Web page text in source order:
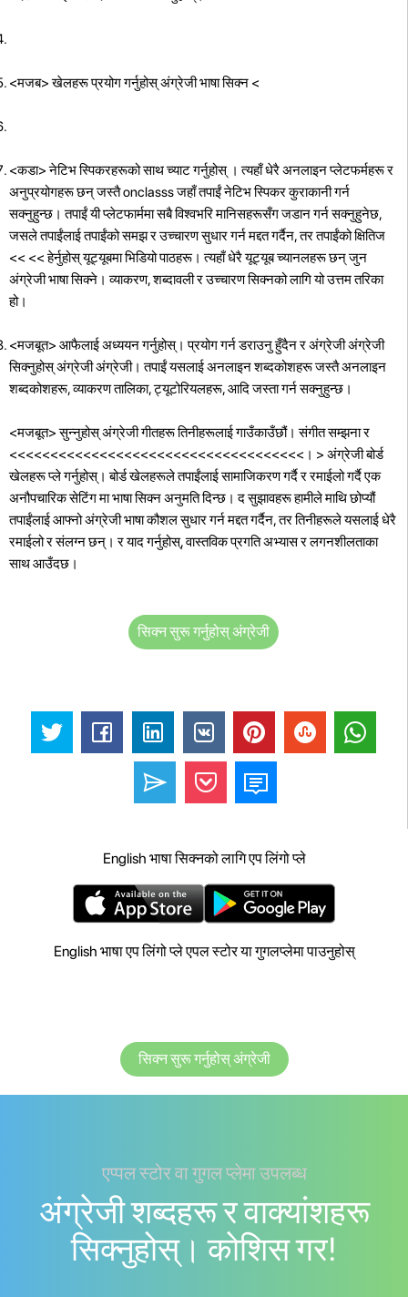
<मजब> खेलहरू प्रयोग गर्नुहोस् अंग्रेजी भाषा सिक्न <
<कडा> नेटिभ स्पिकरहरूको साथ च्याट गर्नुहोस् । त्यहाँ धेरै अनलाइन प्लेटफर्महरू र
अनुप्रयोगहरू छन् जस्तै onclasss जहाँ तपाईं नेटिभ स्पिकर कुराकानी गर्न
सक्नुहुन्छ। तपाईं यी प्लेटफार्ममा सबै विश्वभरि मानिसहरूसँग जडान गर्न सक्नुहुनेछ,
जसले तपाईंलाई तपाईंको समझ र उच्चारण सुधार गर्न मद्दत गर्दैन, तर तपाईंको क्षितिज
<< << हेर्नुहोस् यूट्यूबमा भिडियो पाठहरू।त्यहाँ धेरै यूट्यूब च्यानलहरू छन् जुन
अंग्रेजी भाषा सिक्ने। व्याकरण, शब्दावली र उच्चारण सिक्नको लागि यो उत्तम तरिका
हो।
<मजबूत> आफैलाई अध्ययन गर्नुहोस्।प्रयोग गर्न डराउनु हुँदैन र अंग्रेजी अंग्रेजी
सिक्नुहोस् अंग्रेजी अंग्रेजी। तपाईं यसलाई अनलाइन शब्दकोशहरू जस्तै अनलाइन
शब्दकोशहरू, व्याकरण तालिका, ट्यूटोरियलहरू, आदि जस्ता गर्न सक्नुहुन्छ।
<मजबूत> सुन्नुहोस् अंग्रेजी गीतहरू तिनीहरूलाई गाउँकाउँछौं।संगीत सम्झना र
<<<<<<<<<<<<<<<<<<<<<<<<<<<<<<<<<<<<। > अंग्रेजी बोर्ड
खेलहरू प्ले गर्नुहोस्।बोर्ड खेलहरूले तपाईंलाई सामाजिकरण गर्दै र रमाईलो गर्दै एक
अनौपचारिक सेटिंग मा भाषा सिक्न अनुमति दिन्छ।द सुझावहरू हामीले माथि छोप्यौं
तपाईंलाई आफ्नो अंग्रेजी भाषा कौशल सुधार गर्न मद्दत गर्दैन, तर तिनीहरूले यसलाई धेरै
रमाईलो र संलग्न छन्। र याद गर्नुहोस्, वास्तविक प्रगति अभ्यास र लगनशीलताका
साथ आउँदछ।
सिक्न सुरू गर्नुहोस् अंग्रेजी
English भाषा सिक्नको लागि एप लिंगो प्ले
English भाषा एप लिंगो प्ले एपल स्टोर या गुगलप्लेमा पाउनुहोस्
सिक्न सुरू गर्नुहोस् अंग्रेजी
एप्पल स्टोर वा गुगल प्लेमा उपलब्ध
अंग्रेजी शब्दहरू र वाक्यांशहरू
सिक्नुहोस्। काेशिस गर!